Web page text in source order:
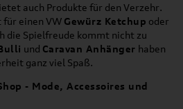
auch Produkte für den Verzehr.
für einen VW Gewürz Ketchup oder
die Spielfreude kommt nicht zu
und Caravan Anhänger haben
ganz viel Spaß.
- Mode, Accessoires und